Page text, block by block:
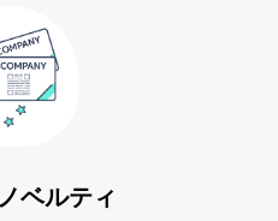
ベルティ